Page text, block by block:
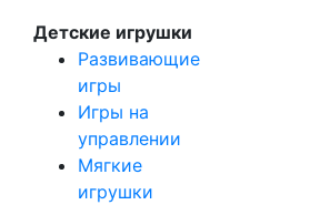
Детские игрушки
Развивающие
игры
Игры на
управлении
Мягкие
игрушки